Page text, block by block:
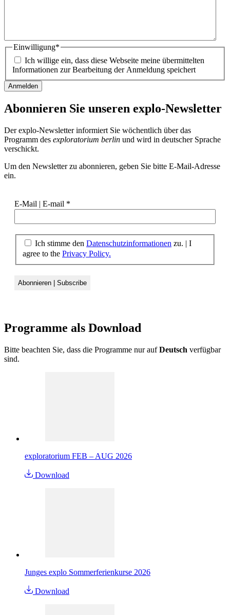
Einwilligung*
Ich willige ein, dass diese Webseite meine übermittelten
Informationen zur Bearbeitung der Anmeldung speichert
Abonnieren Sie unseren explo-Newsletter
Der explo-Newsletter informiert Sie wöchentlich über das
Programm des exploratorium berlin und wird in deutscher Sprache
verschickt.
Um den Newsletter zu abonnieren, geben Sie bitte E-Mail-Adresse
ein.
E-Mail | E-mail *
Ich stimme den Datenschutzinformationen zu. | I
agree to the Privacy Policy.
Programme als Download
Bitte beachten Sie, dass die Programme nur aufDeutsch verfügbar
sind.
exploratorium FEB – AUG 2026
Download
Junges explo Sommerferienkurse 2026
Download